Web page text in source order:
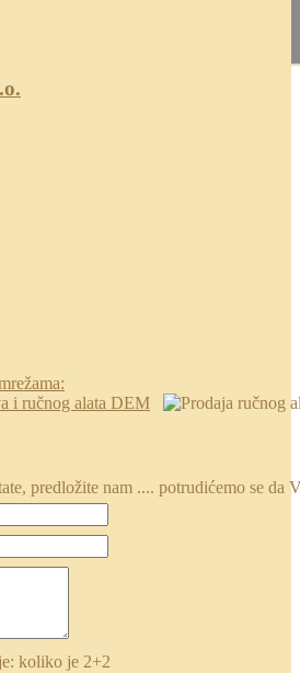
predložite nam .... potrudićemo se
koliko je 2+2